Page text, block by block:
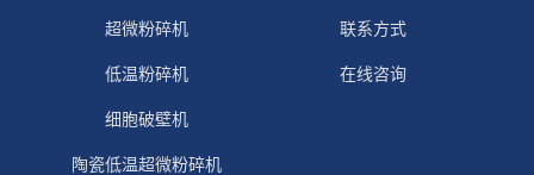
超微粉碎机
低温粉碎机
细胞破壁机
陶瓷低温超微粉碎机
联系方式
在线咨询